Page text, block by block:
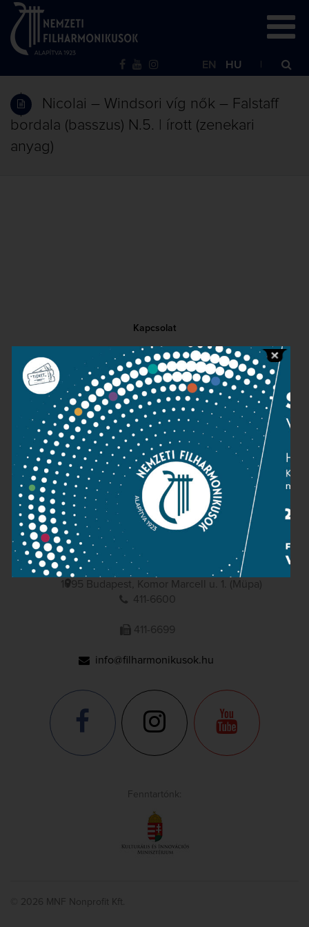
EN HU
Nicolai – Windsori víg nők – Falstaff
bordala (basszus) N.5. | írott (zenekari
anyag)
Kapcsolat
Közérdekű adatok
Sajtószoba
Adatvédelem
Impresszum
NEMZETI
FILHARMONIKUSOK
1095 Budapest, Komor Marcell u. 1. (Müpa)
411-6600
411-6699
info@filharmonikusok.hu
Fenntartónk:
© 2026 MNF Nonprofit Kft.